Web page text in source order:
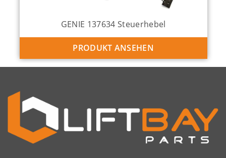
GENIE 137634 Steuerhebel
PRODUKT ANSEHEN